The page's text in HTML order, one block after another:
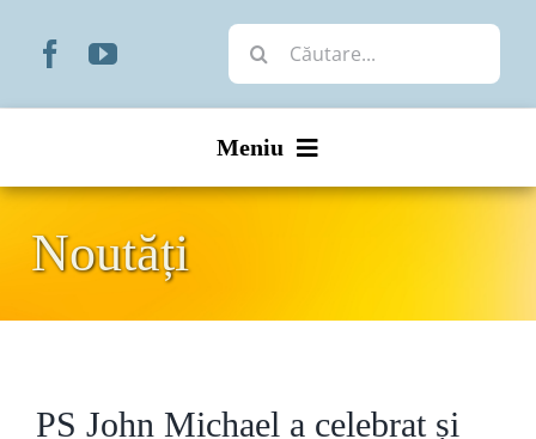
Cautare...
Meniu
Organizare
Noutăți
PS John Michael a celebrat și